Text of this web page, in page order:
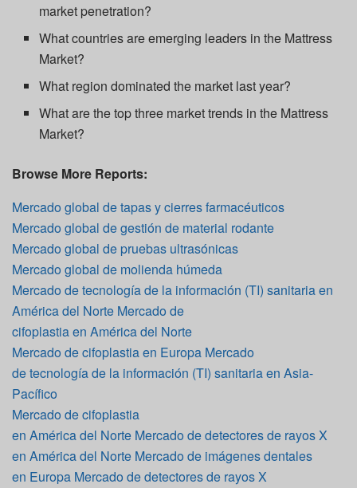
market penetration?
What countries are emerging leaders in the Mattress
Market?
What region dominated the market last year?
What are the top three market trends in the Mattress
Market?
Browse More Reports:
Mercado global de tapas y cierres farmacéuticos
Mercado global de gestión de material rodante
Mercado global de pruebas ultrasónicas
Mercado global de molienda húmeda
Mercado de tecnología de la información (TI) sanitaria en
América del Norte Mercado de
cifoplastia en América del Norte
Mercado de cifoplastia en Europa Mercado
de tecnología de la información (TI) sanitaria en Asia-
Pacífico
Mercado de cifoplastia
en América del Norte Mercado de detectores de rayos X
en América del Norte Mercado de imágenes dentales
en Europa Mercado de detectores de rayos X